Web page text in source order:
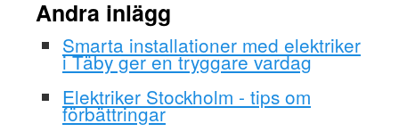
Andra inlägg
Smarta installationer med elektriker
i Täby ger en tryggare vardag
Elektriker Stockholm - tips om
förbättringar